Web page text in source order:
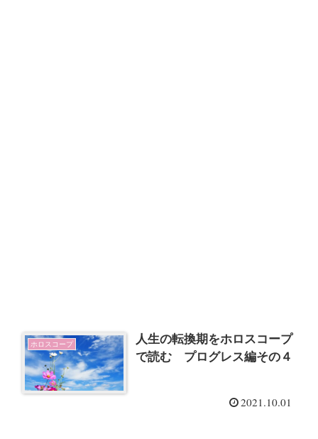
ホロスコープ
人生の転換期をホロスコープ
で読む プログレス編その４
2021.10.01